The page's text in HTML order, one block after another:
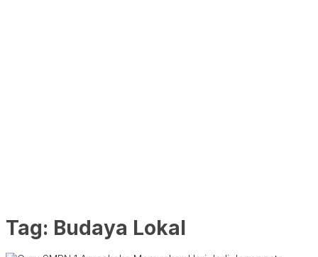
Tag: Budaya Lokal